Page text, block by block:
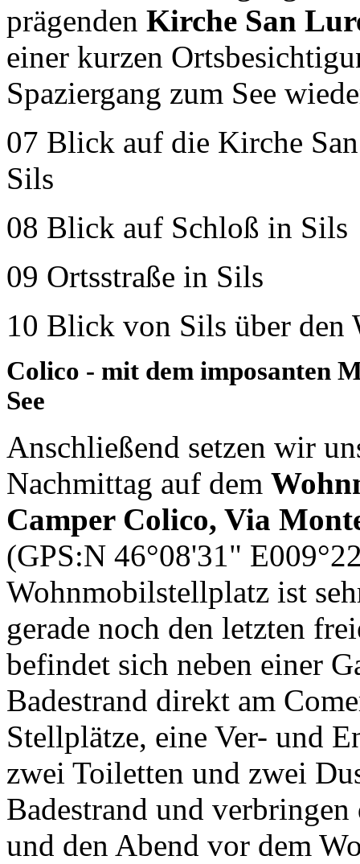
prägenden Kirche San
einer kurzen
Spaziergang zum See
07 Blick auf die Kirche
Sils
08 Blick auf Schloß in Sils
09 Ortsstraße in Sils
10 Blick von Sils über den
Colico - mit dem imposanten
See
Anschließend setzen wir
Nachmittag auf dem
Camper Colico, Via
(GPS:N 46°08'31"
Wohnmobilstellplatz ist
gerade noch den letzten
befindet sich neben einer
Badestrand direkt am
Stellplätze, eine Ver- und
zwei Toiletten und zwei
Badestrand und
und den Abend vor dem